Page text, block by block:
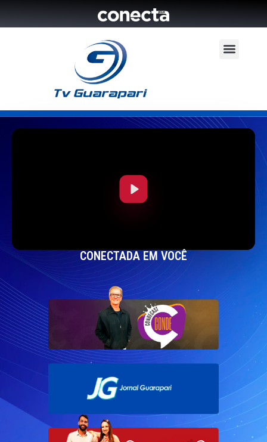
Play
CONECTADA EM VOCÊ